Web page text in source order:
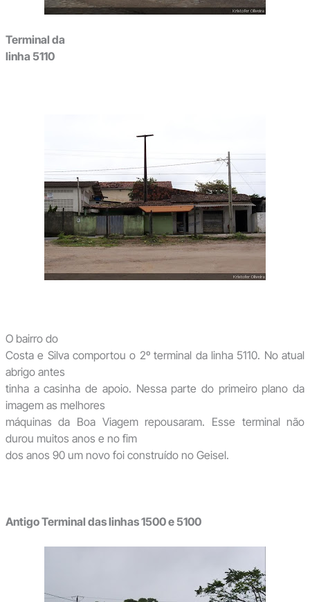
Terminal da
linha 5110
O bairro do
Costa e Silva comportou o 2º terminal da linha 5110. No atual
abrigo antes
tinha a casinha de apoio. Nessa parte do primeiro plano da
imagem as melhores
máquinas da Boa Viagem repousaram. Esse terminal não
durou muitos anos e no fim
dos anos 90 um novo foi construído no Geisel.
Antigo Terminal das linhas 1500 e 5100